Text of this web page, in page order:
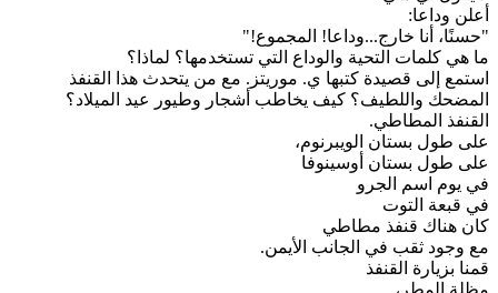
أعلن وداعا:
"حسنًا، أنا خارج...وداعا! المجموع!"
ما هي كلمات التحية والوداع التي تستخدمها؟ لماذا؟
استمع إلى قصيدة كتبها ي. موريتز. مع من يتحدث هذا القنفذ
المضحك واللطيف؟ كيف يخاطب أشجار وطيور عيد الميلاد؟
القنفذ المطاطي.
على طول بستان الويبرنوم،
على طول بستان أوسينوفا
في يوم اسم الجرو
في قبعة التوت
كان هناك قنفذ مطاطي
مع وجود ثقب في الجانب الأيمن.
قمنا بزيارة القنفذ
مظلة المطر،